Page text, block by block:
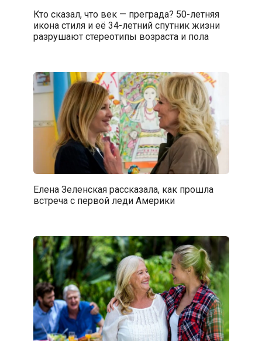
Кто сказал, что век — преграда? 50-летняя
икона стиля и её 34-летний спутник жизни
разрушают стереотипы возраста и пола
Елена Зеленская рассказала, как прошла
встреча с первой леди Америки